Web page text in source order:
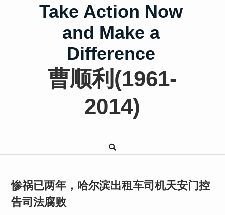
Take Action Now
and Make a
Difference
曹顺利(1961-
2014)
惨祸已两年，哈尔滨出租车司机天安门控
告司法腐败